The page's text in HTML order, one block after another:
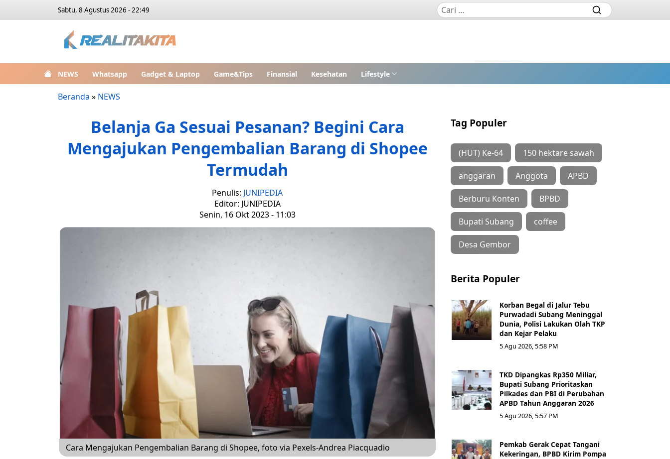
Sabtu, 8 Agustus 2026 - 22:49
NEWS Whatsapp Gadget & Laptop Game&Tips Finansial Kesehatan Lifestyle
Beranda » NEWS
Belanja Ga Sesuai Pesanan? Begini Cara
Mengajukan Pengembalian Barang di Shopee
Termudah
Penulis: JUNIPEDIA
Editor: JUNIPEDIA
Senin, 16 Okt 2023 - 11:03
Cara Mengajukan Pengembalian Barang di Shopee, foto via Pexels-Andrea Piacquadio
Tag Populer
(HUT) Ke-64 150 hektare sawah
anggaran Anggota APBD
Berburu Konten BPBD
Bupati Subang coffee
Desa Gembor
Berita Populer
Korban Begal di Jalur Tebu
Purwadadi Subang Meninggal
Dunia, Polisi Lakukan Olah TKP
dan Kejar Pelaku
5 Agu 2026, 5:58 PM
TKD Dipangkas Rp350 Miliar,
Bupati Subang Prioritaskan
Pilkades dan PBI di Perubahan
APBD Tahun Anggaran 2026
5 Agu 2026, 5:57 PM
Pemkab Gerak Cepat Tangani
Kekeringan, BPBD Kirim Pompa